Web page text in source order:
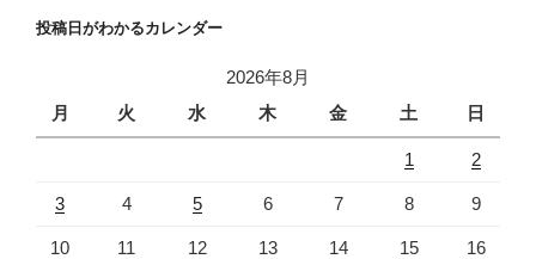
投稿日がわかるカレンダー
2026年8月
月
火 水 木 金 土 日
1 2
3 4 5 6 7 8 9
10 11 12 13 14 15 16